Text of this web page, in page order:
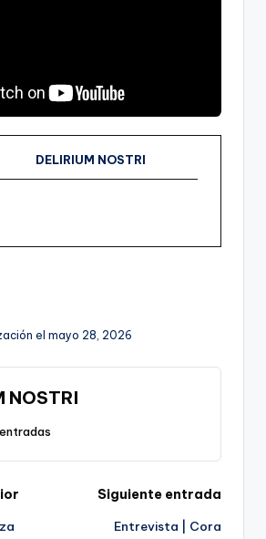
DELIRIUM NOSTRI
el mayo 28, 2026
NOSTRI
Siguiente entrada
Entrevista | Cora